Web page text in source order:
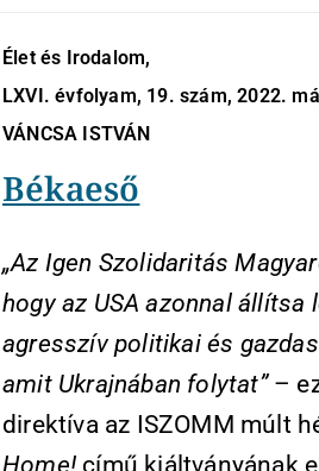
Élet és Irodalom,
LXVI. évfolyam, 19. szám, 2022.
VÁNCSA ISTVÁN
Békaeső
„Az Igen Szolidaritás
hogy az USA azonnal
agresszív politikai és
amit Ukrajnában folytat”–
direktíva az ISZOMM múlt
Home! című kiáltványának